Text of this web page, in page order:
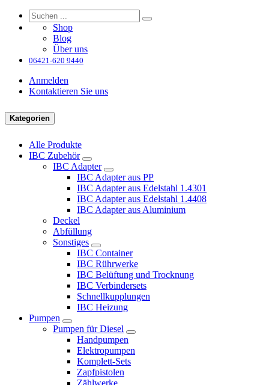
Shop
Blog
Über uns
06421-620 9440
Anmelden
Kontaktieren Sie uns
Kategorien
Alle Produkte
IBC Zubehör
IBC Adapter
IBC Adapter aus PP
IBC Adapter aus Edelstahl 1.4301
IBC Adapter aus Edelstahl 1.4408
IBC Adapter aus Aluminium
Deckel
Abfüllung
Sonstiges
IBC Container
IBC Rührwerke
IBC Belüftung und Trocknung
IBC Verbindersets
Schnellkupplungen
IBC Heizung
Pumpen
Pumpen für Diesel
Handpumpen
Elektropumpen
Komplett-Sets
Zapfpistolen
Zählwerke